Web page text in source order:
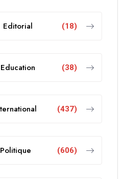
Editorial (18)
Education (38)
(437)
Politique (606)